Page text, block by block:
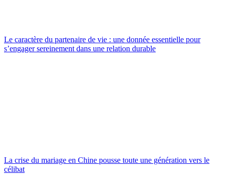
Le caractère du partenaire de vie : une donnée essentielle pour
s’engager sereinement dans une relation durable
La crise du mariage en Chine pousse toute une génération vers le
célibat